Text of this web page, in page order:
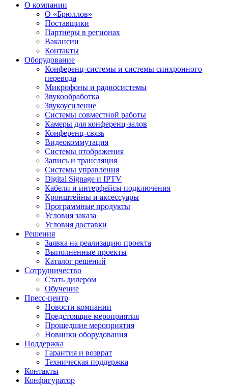
О компании
О «Брюллов»
Поставщики
Партнеры в регионах
Вакансии
Контакты
Оборудование
Конференц-системы и системы синхронного
перевода
Микрофоны и радиосистемы
Звукообработка
Звукоусиление
Системы совместной работы
Камеры для конференц-залов
Конференц-связь
Видеокоммутация
Системы отображения
Запись и трансляция
Системы управления
Digital Signage и IPTV
Кабели и интерфейсы подключения
Кронштейны и аксессуары
Программные продукты
Условия заказа
Условия доставки
Решения
Заявка на реализацию проекта
Выполненные проекты
Каталог решений
Сотрудничество
Стать дилером
Обучение
Пресс-центр
Новости компании
Предстоящие мероприятия
Прошедшие мероприятия
Новинки оборудования
Поддержка
Гарантия и возврат
Техническая поддержка
Контакты
Конфигуратор